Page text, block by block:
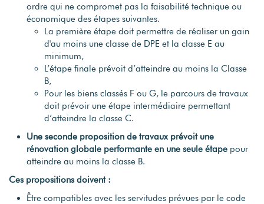
ordre qui ne compromet pas la faisabilité technique ou
économique des étapes suivantes.
La première étape doit permettre de réaliser un gain
d'au moins une classe de DPE et la classe E au
minimum,
L’étape finale prévoit d’atteindre au moins la Classe
B,
Pour les biens classés F ou G, le parcours de travaux
doit prévoir une étape intermédiaire permettant
d’atteindre la classe C.
Une seconde proposition de travaux prévoit une
rénovation globale performante en une seule étape pour
atteindre au moins la classe B.
Ces propositions doivent :
Être compatibles avec les servitudes prévues par le code